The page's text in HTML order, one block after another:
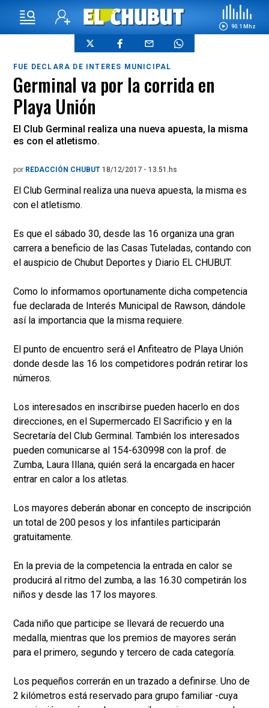
90.1 Mhz
FUE DECLARA DE INTERES MUNICIPAL
Germinal va por la corrida en
Playa Unión
El Club Germinal realiza una nueva apuesta, la misma
es con el atletismo.
por REDACCIÓN CHUBUT 18/12/2017 - 13.51.hs
El Club Germinal realiza una nueva apuesta, la misma es
con el atletismo.
Es que el sábado 30, desde las 16 organiza una gran
carrera a beneficio de las Casas Tuteladas, contando con
el auspicio de Chubut Deportes y Diario EL CHUBUT.
Como lo informamos oportunamente dicha competencia
fue declarada de Interés Municipal de Rawson, dándole
así la importancia que la misma requiere.
El punto de encuentro será el Anfiteatro de Playa Unión
donde desde las 16 los competidores podrán retirar los
números.
Los interesados en inscribirse pueden hacerlo en dos
direcciones, en el Supermercado El Sacrificio y en la
Secretaría del Club Germinal. También los interesados
pueden comunicarse al 154-630998 con la prof. de
Zumba, Laura Illana, quién será la encargada en hacer
entrar en calor a los atletas.
Los mayores deberán abonar en concepto de inscripción
un total de 200 pesos y los infantiles participarán
gratuitamente.
En la previa de la competencia la entrada en calor se
producirá al ritmo del zumba, a las 16.30 competirán los
niños y desde las 17 los mayores.
Cada niño que participe se llevará de recuerdo una
medalla, mientras que los premios de mayores serán
para el primero, segundo y tercero de cada categoría.
Los pequeños correrán en un trazado a definirse. Uno de
2 kilómetros está reservado para grupo familiar -cuya